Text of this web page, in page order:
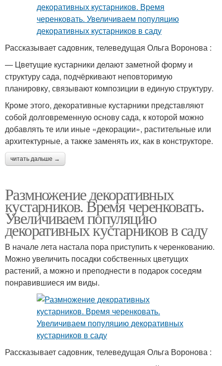
Рассказывает садовник, телеведущая Ольга Воронова :
— Цветущие кустарники делают заметной форму и
структуру сада, подчёркивают неповторимую
планировку, связывают композиции в единую структуру.
Кроме этого, декоративные кустарники представляют
собой долговременную основу сада, к которой можно
добавлять те или иные «декорации», растительные или
архитектурные, а также заменять их, как в конструкторе.
читать дальше →
Размножение декоративных
кустарников. Время черенковать.
Увеличиваем популяцию
декоративных кустарников в саду
В начале лета настала пора приступить к черенкованию.
Можно увеличить посадки собственных цветущих
растений, а можно и преподнести в подарок соседям
понравившиеся им виды.
Рассказывает садовник, телеведущая Ольга Воронова :